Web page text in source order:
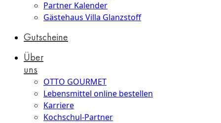
Partner Kalender
Gästehaus Villa Glanzstoff
Gutscheine
Über
uns
OTTO GOURMET
Lebensmittel online bestellen
Karriere
Kochschul-Partner